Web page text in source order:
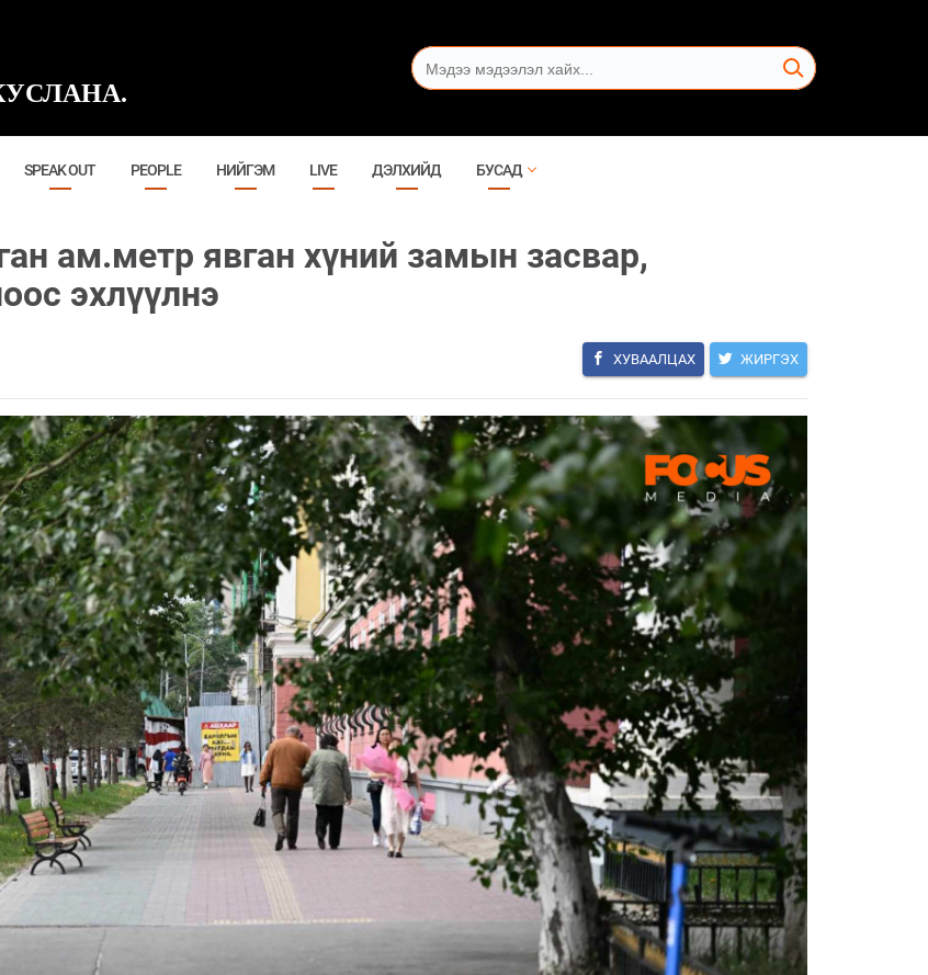
SPEAK OUT PEOPLE НИЙГЭМ LIVE ДЭЛХИЙД БУСАД
ам.метр явган хүний замын засвар,
эхлүүлнэ
ХУВААЛЦАХ ЖИРГЭХ